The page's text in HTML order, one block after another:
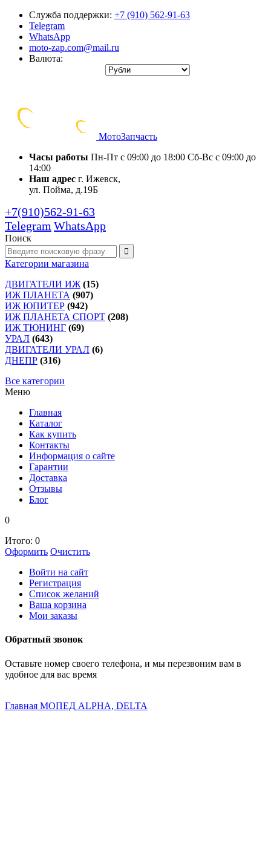
Служба поддержки: +7 (910) 562-91-63
Telegram
WhatsApp
moto-zap.com@mail.ru
Валюта:
МотоЗапчасть
Часы работы Пн-Пт с 09:00 до 18:00 Сб-Вс с 09:00 до
14:00
Наш адрес г. Ижевск,
ул. Пойма, д.19Б
+7(910)562-91-63
Telegram WhatsApp
Поиск
Категории магазина
ДВИГАТЕЛИ ИЖ (15)
ИЖ ПЛАНЕТА (907)
ИЖ ЮПИТЕР (942)
ИЖ ПЛАНЕТА СПОРТ (208)
ИЖ ТЮНИНГ (69)
УРАЛ (643)
ДВИГАТЕЛИ УРАЛ (6)
ДНЕПР (316)
Все категории
Меню
Главная
Каталог
Как купить
Контакты
Информация о сайте
Гарантии
Доставка
Отзывы
Блог
0
Итого: 0
Оформить Очистить
Войти на сайт
Регистрация
Список желаний
Ваша корзина
Мои заказы
Обратный звонок
Оставьте номер своего телефона, и мы перезвоним вам в
удобное для вас время
Главная МОПЕД ALPHA, DELTA